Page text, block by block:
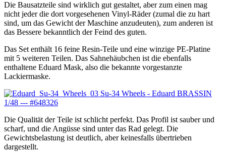
Die Bausatzteile sind wirklich gut gestaltet, aber zum einen mag
nicht jeder die dort vorgesehenen Vinyl-Räder (zumal die zu hart
sind, um das Gewicht der Maschine anzudeuten), zum anderen ist
das Bessere bekanntlich der Feind des guten.
Das Set enthält 16 feine Resin-Teile und eine winzige PE-Platine
mit 5 weiteren Teilen. Das Sahnehäubchen ist die ebenfalls
enthaltene Eduard Mask, also die bekannte vorgestanzte
Lackiermaske.
Die Qualität der Teile ist schlicht perfekt. Das Profil ist sauber und
scharf, und die Angüsse sind unter das Rad gelegt. Die
Gewichtsbelastung ist deutlich, aber keinesfalls übertrieben
dargestellt.